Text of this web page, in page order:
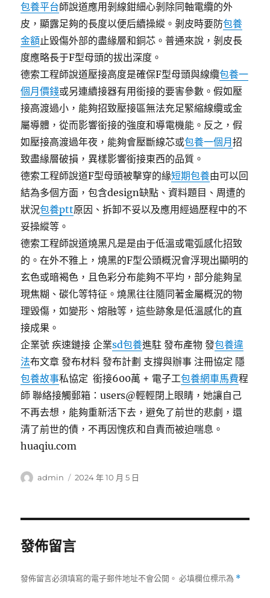
包養平台師說道應用剝線鉗細心剝除同軸電纜的外
皮，顯露足夠的長度以便后續操縱。剝皮時要防包養
金額止毀傷外部的盡緣層和銅芯。普通來說，剝皮長
度應略長于F型母頭的拔出深度。
德索工程師說道壓接高度是確保F型母頭與線纜包養一
個月價錢或另連續接器有用銜接的要害參數。假如壓
接高渡過小，能夠招致壓接區無法充足緊縮線纜或金
屬導體，從而影響銜接的強度和導電機能。反之，假
如壓接高渡過年夜，能夠會壓斷線芯或包養一個月招
致盡緣層破損，異樣影響銜接東西的品質。
德索工程師說道F型母頭被擊穿的緣短期包養由可以回
結為多個方面，包含design缺點、資料題目、周遭的
狀況包養ptt原因、拆卸不妥以及應用經過歷程中的不
妥操縱等。
德索工程師說道燒黑凡是是由于低溫或電弧感化招致
的。在外不雅上，燒黑的F型公頭概況會浮現出顯明的
玄色或暗褐色，且色彩分布能夠不平均，部分能夠呈
現焦糊、碳化等特征。燒黑往往隨同著金屬概況的物
理毀傷，如變形、熔融等，這些跡象是低溫感化的直
接成果。
企業號 疾速鏈接 企業sd包養進駐 發布產物 發包養違
法布文章 發布材料 發布計劃 支撐與辦事 注冊協定 隱
包養故事私協定 銜接600萬 + 電子工包養網車馬費程
師 聯絡接觸郵箱：users@輕輕閉上眼睛，她讓自己
不再去想，能夠重新活下去，避免了前世的悲劇，還
清了前世的債，不再因愧疚和自責而被迫喘息。
huaqiu.com
作
admin
發
2024 年 10 月 5 日
發佈留言
發佈留言必須填寫的電子郵件地址不會公開。 必填欄位標示為 *